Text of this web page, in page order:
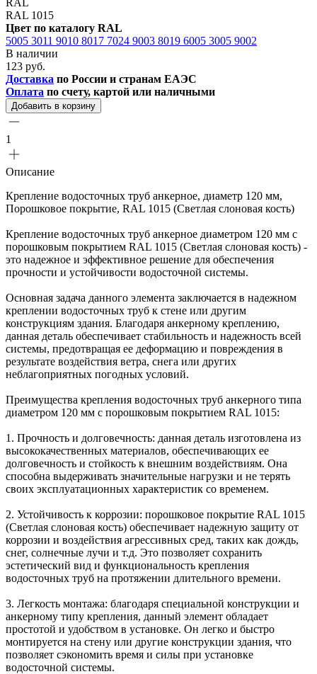
RAL 1015
Цвет по каталогу RAL
5005 3011 9010 8017 7024 9003 8019 6005 3005 9002
В наличии
123 руб.
Доставка по России и странам ЕАЭС
Оплата по счету, картой или наличными
Добавить в корзину
1
Описание
Крепление водосточных труб анкерное, диаметр 120 мм,
Порошковое покрытие, RAL 1015 (Светлая слоновая кость)
Крепление водосточных труб анкерное диаметром 120 мм с
порошковым покрытием RAL 1015 (Светлая слоновая кость) -
это надежное и эффективное решение для обеспечения
прочности и устойчивости водосточной системы.
Основная задача данного элемента заключается в надежном
креплении водосточных труб к стене или другим
конструкциям здания. Благодаря анкерному креплению,
данная деталь обеспечивает стабильность и надежность всей
системы, предотвращая ее деформацию и повреждения в
результате воздействия ветра, снега или других
неблагоприятных погодных условий.
Преимущества крепления водосточных труб анкерного типа
диаметром 120 мм с порошковым покрытием RAL 1015:
1. Прочность и долговечность: данная деталь изготовлена из
высококачественных материалов, обеспечивающих ее
долговечность и стойкость к внешним воздействиям. Она
способна выдерживать значительные нагрузки и не терять
своих эксплуатационных характеристик со временем.
2. Устойчивость к коррозии: порошковое покрытие RAL 1015
(Светлая слоновая кость) обеспечивает надежную защиту от
коррозии и воздействия агрессивных сред, таких как дождь,
снег, солнечные лучи и т.д. Это позволяет сохранить
эстетический вид и функциональность крепления
водосточных труб на протяжении длительного времени.
3. Легкость монтажа: благодаря специальной конструкции и
анкерному типу крепления, данный элемент обладает
простотой и удобством в установке. Он легко и быстро
монтируется на стену или другие конструкции здания, что
позволяет сэкономить время и силы при установке
водосточной системы.